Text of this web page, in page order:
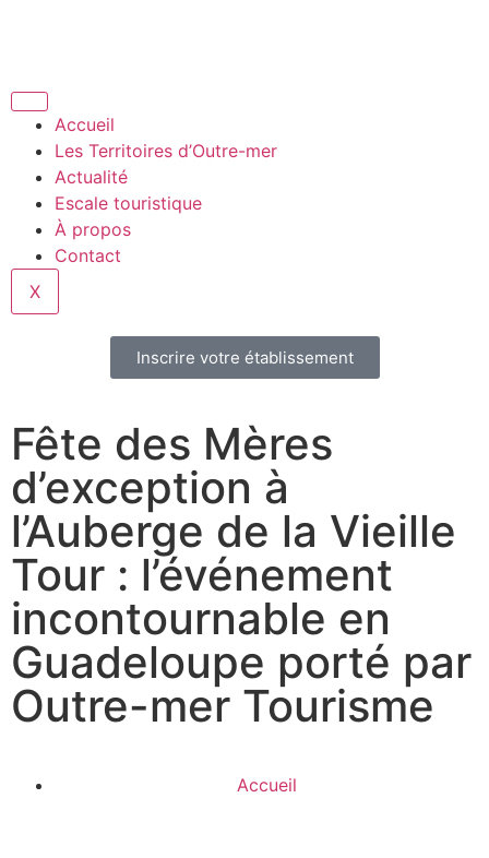
Accueil
Les Territoires d’Outre-mer
Actualité
Escale touristique
À propos
Contact
X
Inscrire votre établissement
Fête des Mères
d’exception à
l’Auberge de la Vieille
Tour : l’événement
incontournable en
Guadeloupe porté par
Outre-mer Tourisme
Accueil